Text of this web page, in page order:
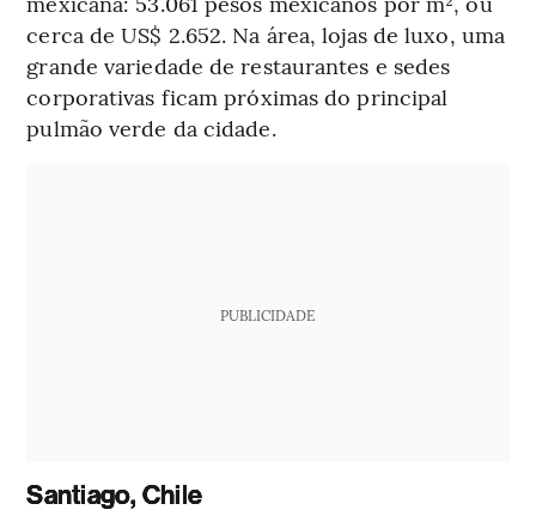
cerca de US$ 2.652. Na área, lojas de luxo, uma
grande variedade de restaurantes e sedes
corporativas ficam próximas do principal
pulmão verde da cidade.
PUBLICIDADE
Santiago, Chile